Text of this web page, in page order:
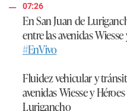
07:26
En San Juan de
entre las avenidas
#EnVivo
Fluidez vehicular y
avenidas Wiesse y
Lurigancho